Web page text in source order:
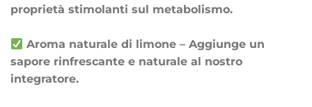
proprietà stimolanti sul metabolismo.
Aroma naturale di limone – Aggiunge un
sapore rinfrescante e naturale al nostro
integratore.